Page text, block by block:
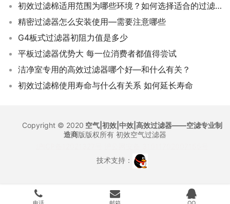
初效过滤棉适用范围为哪些环境？如何选择适合的过滤棉？
精密过滤器怎么安装使用—需要注意哪些
G4板式过滤器初阻力值是多少
平板过滤器优势大 每一位消费者都值得尝试
洁净室专用的高效过滤器哪个好—和什么有关？
初效过滤棉使用寿命与什么有关系 如何延长寿命
Copyright © 2020 空气|初效|中效|高效过滤器——空滤专业制
造商版版权所有 初效空气过滤器
技术支持：